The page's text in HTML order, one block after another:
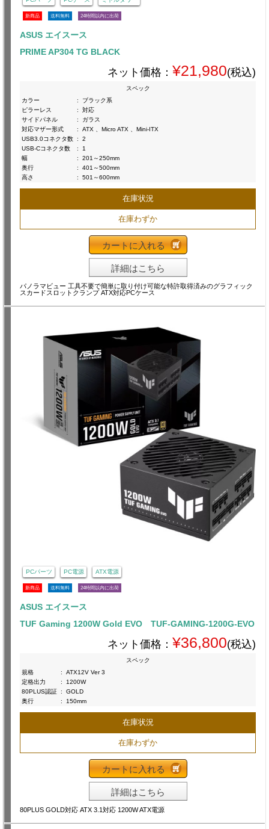
新商品 送料無料 24時間以内に出荷
ASUS エイスース
PRIME AP304 TG BLACK
ネット価格： ¥21,980(税込)
スペック
カラー
:
ブラック系
ピラーレス
:
対応
サイドパネル
:
ガラス
対応マザー形式
:
ATX 、Micro ATX 、Mini-ITX
USB3.0コネクタ数 :
2
USB-Cコネクタ数
:
1
幅
:
201～250mm
奥行
:
401～500mm
高さ
: 501～600mm
在庫状況
在庫わずか
カートに入れる
詳細はこちら
パノラマビュー 工具不要で簡単に取り付け可能な特許取得済みのグラフィック
スカードスロットクランプ ATX対応PCケース
PCパーツ PC電源 ATX電源
新商品 送料無料 24時間以内に出荷
ASUS エイスース
TUF Gaming 1200W Gold EVO TUF-GAMING-1200G-EVO
ネット価格： ¥36,800(税込)
スペック
規格
:
ATX12V Ver 3
定格出力
:
1200W
80PLUS認証 :
GOLD
奥行
: 150mm
在庫状況
在庫わずか
カートに入れる
詳細はこちら
80PLUS GOLD対応 ATX 3.1対応 1200W ATX電源